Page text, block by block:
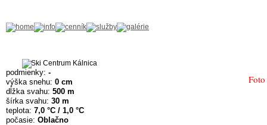
podmienky: -
výška snehu: 0 cm
dĺžka svahu: 500 m
šírka svahu: 30 m
teplota: 7,0 °C / 1,0 °C
počasie: Oblačno